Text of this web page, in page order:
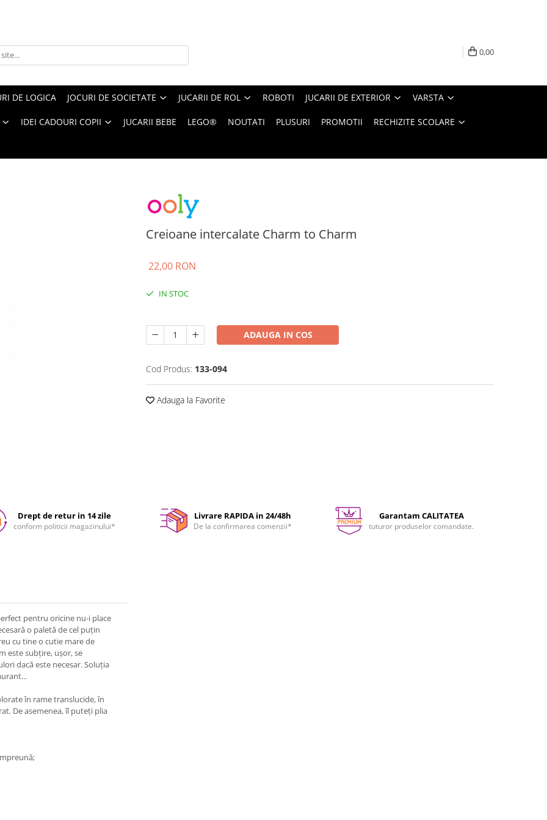
0,00
DE LOGICA JOCURI DE SOCIETATE JUCARII DE ROL ROBOTI JUCARII DE EXTERIOR VARSTA
IDEI CADOURI COPII JUCARII BEBE LEGO® NOUTATI PLUSURI PROMOTII RECHIZITE SCOLARE
Creioane intercalate Charm to Charm
22,00 RON
IN STOC
ADAUGA IN COS
Cod Produs: 133-094
Adauga la Favorite
Drept de retur in 14 zile
conform politicii magazinului*
Livrare RAPIDA in 24/48h
De la confirmarea comenzii*
Garantam CALITATEA
tuturor produselor comandate.
pentru oricine nu-i place
o paletă de cel puțin
cu tine o cutie mare de
este subțire, ușor, se
dacă este necesar. Soluția
în rame translucide, în
De asemenea, îl puteți plia